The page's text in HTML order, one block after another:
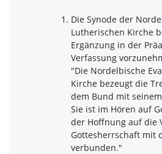
Die Synode der
Lutherischen Kirche
Ergänzung in der
Verfassung
"Die Nordelbische
Kirche bezeugt die
dem Bund mit
Sie ist im Hören auf
der Hoffnung auf die
Gottesherrschaft mit
verbunden."